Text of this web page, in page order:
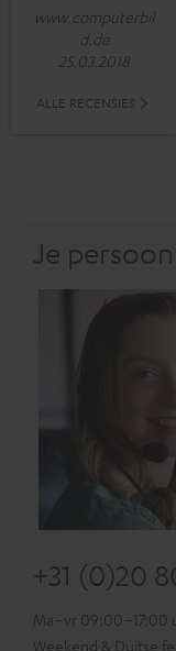
www.computerbil
d.de
25.03.2018
ALLE RECENSIES
Je
+31 (0)20
Ma–vr 09:00–17:00
Weekend & Duitse